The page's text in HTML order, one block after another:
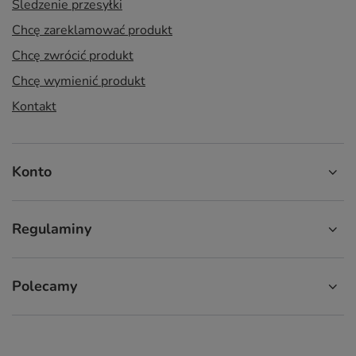
Śledzenie przesyłki
Chcę zareklamować produkt
Chcę zwrócić produkt
Chcę wymienić produkt
Kontakt
Konto
Regulaminy
Polecamy